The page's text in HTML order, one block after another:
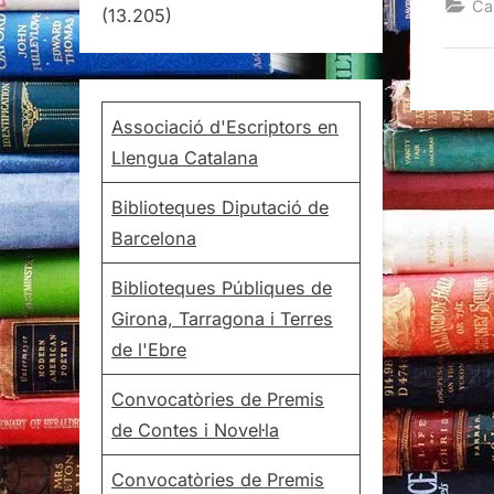
(13.205)
Associació d'Escriptors en
Llengua Catalana
Biblioteques Diputació de
Barcelona
Biblioteques Públiques de
Girona, Tarragona i Terres
de l'Ebre
Convocatòries de Premis
de Contes i Novel·la
Convocatòries de Premis